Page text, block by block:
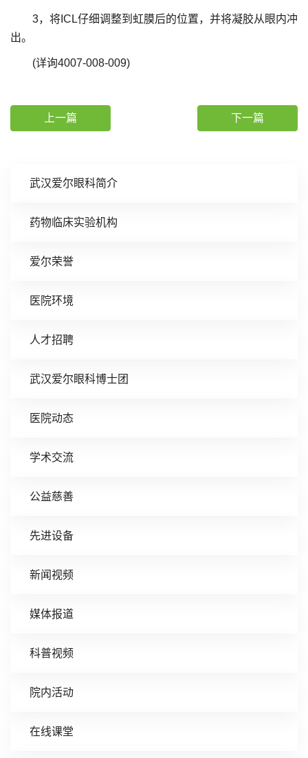
武汉爱尔眼科简介
药物临床实验机构
爱尔荣誉
医院环境
人才招聘
武汉爱尔眼科博士团
医院动态
学术交流
公益慈善
先进设备
新闻视频
媒体报道
科普视频
院内活动
在线课堂
3，将ICL仔细调整到虹膜后的位置，并将凝胶从眼内冲
出。
(详询4007-008-009)
上一篇 下一篇